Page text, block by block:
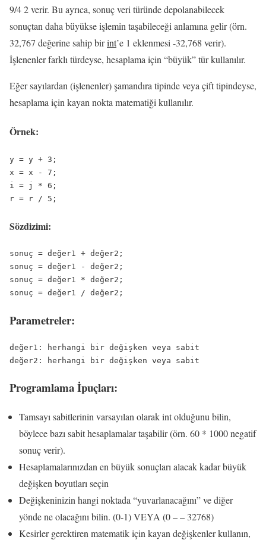
9/4 2 verir. Bu ayrıca, sonuç veri türünde depolanabilecek
sonuçtan daha büyükse işlemin taşabileceği anlamına gelir (örn.
32,767 değerine sahip birint’e 1 eklenmesi -32,768 verir).
İşlenenler farklı türdeyse, hesaplama için “büyük” tür kullanılır.
Eğer sayılardan (işlenenler) şamandıra tipinde veya çift tipindeyse,
hesaplama için kayan nokta matematiği kullanılır.
Örnek:
y = y + 3;
x = x - 7;
i = j * 6;
r = r / 5;
Sözdizimi:
sonuç = değer1 + değer2;
sonuç = değer1 - değer2;
sonuç = değer1 * değer2;
sonuç = değer1 / değer2;
Parametreler:
değer1: herhangi bir değişken veya sabit
değer2: herhangi bir değişken veya sabit
Programlama İpuçları:
Tamsayı sabitlerinin varsayılan olarak int olduğunu bilin,
böylece bazı sabit hesaplamalar taşabilir (örn. 60 * 1000 negatif
sonuç verir).
Hesaplamalarınızdan en büyük sonuçları alacak kadar büyük
değişken boyutları seçin
Değişkeninizin hangi noktada “yuvarlanacağını” ve diğer
yönde ne olacağını bilin. (0-1) VEYA (0 – – 32768)
Kesirler gerektiren matematik için kayan değişkenler kullanın,